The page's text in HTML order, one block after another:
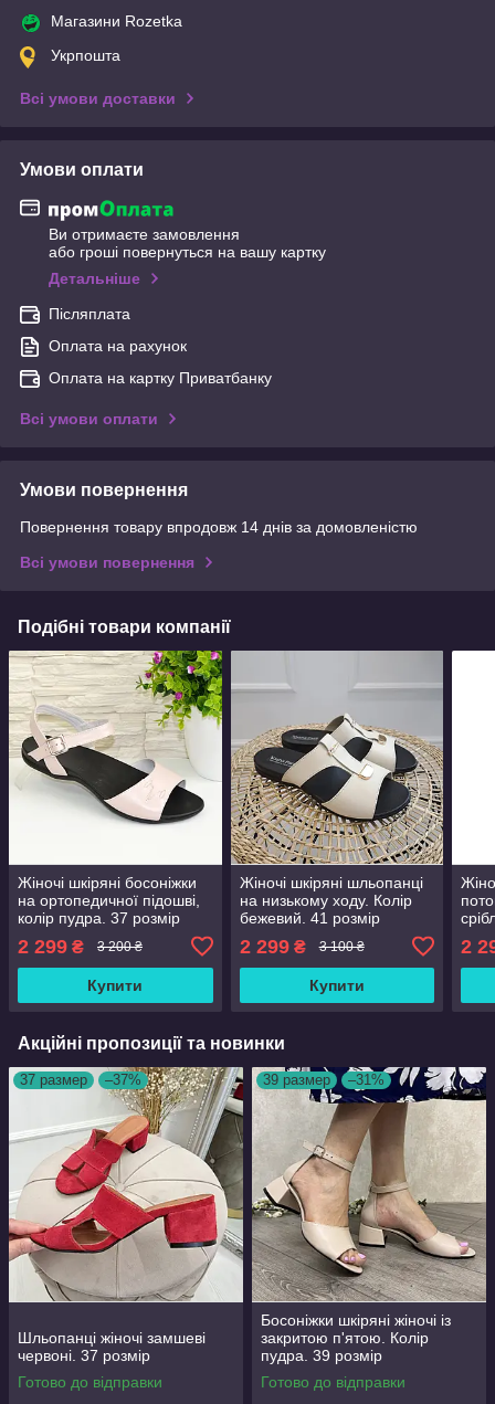
Магазини Rozetka
Укрпошта
Всі умови доставки
Умови оплати
Ви отримаєте замовлення
або гроші повернуться на вашу картку
Детальніше
Післяплата
Оплата на рахунок
Оплата на картку Приватбанку
Всі умови оплати
Умови повернення
Повернення товару впродовж 14 днів за домовленістю
Всі умови повернення
Подібні товари компанії
Жіночі шкіряні босоніжки
на ортопедичної підошві,
колір пудра. 37 розмір
2 299 ₴ 3 200 ₴
Купити
Жіночі шкіряні шльопанці
на низькому ходу. Колір
бежевий. 41 розмір
2 299₴ 3 100 ₴
Купити
2
Акційні пропозиції та новинки
37 размер –37%
Шльопанці жіночі замшеві
червоні. 37 розмір
Готово до відправки
39 размер –31%
Босоніжки шкіряні жіночі із
закритою п'ятою. Колір
пудра. 39 розмір
Готово до відправки